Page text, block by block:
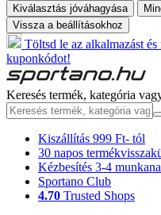
Kiválasztás jóváhagyása
Vissza a beállításokhoz
Töltsd le az alkalmazást
kuponkódot!
Keresés termék, kategória
Kiszállítás 999 Ft- tól
30 napos
Kézbesítés 3-4
Sportano Club
4.70 Trusted Shops